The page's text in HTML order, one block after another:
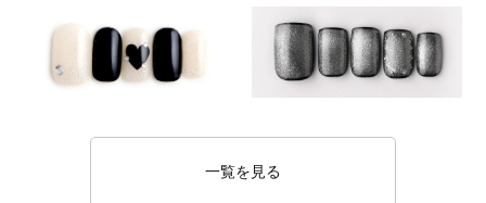
一覧を見る